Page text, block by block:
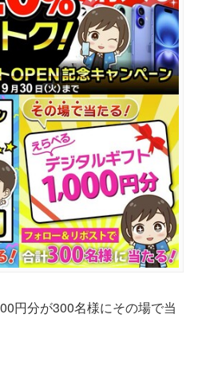
円分が300名様にその場で当